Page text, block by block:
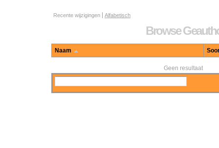
Actor browse options
Recente wijzigingen Alfabetisch
Browse
Naam
Geen resultaat